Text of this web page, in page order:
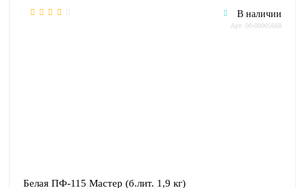
В наличии
Арт: 00-00005668
Белая ПФ-115 Мастер (б.лит. 1,9 кг)